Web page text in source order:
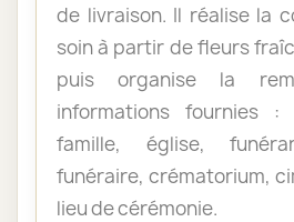
de livraison. Il réalise la
soin à partir de fleurs
puis organise la
informations fournies
famille, église,
funéraire, crématorium,
lieu de cérémonie.